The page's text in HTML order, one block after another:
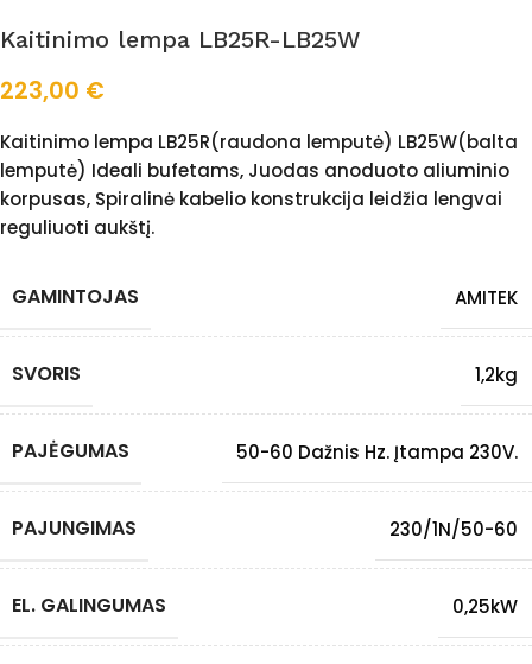
Kaitinimo lempa LB25R-LB25W
223,00 €
Kaitinimo lempa LB25R(raudona lemputė) LB25W(balta
lemputė) Ideali bufetams, Juodas anoduoto aliuminio
korpusas, Spiralinė kabelio konstrukcija leidžia lengvai
reguliuoti aukštį.
GAMINTOJAS AMITEK
SVORIS 1,2kg
PAJĖGUMAS 50-60 Dažnis Hz. Įtampa 230V.
PAJUNGIMAS 230/1N/50-60
EL. GALINGUMAS 0,25kW